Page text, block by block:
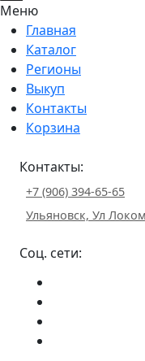
Меню
Главная
Каталог
Регионы
Выкуп
Контакты
Корзина
Контакты:
+7 (906) 394-65-65
Ульяновск, Ул
Соц. сети: